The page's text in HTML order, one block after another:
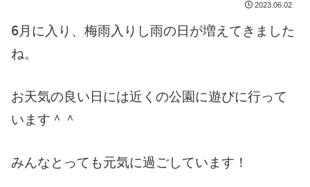
2023.06.02
6月に入り、梅雨入りし雨の日が増えてきました
ね。
お天気の良い日には近くの公園に遊びに行って
います＾＾
みんなとっても元気に過ごしています！